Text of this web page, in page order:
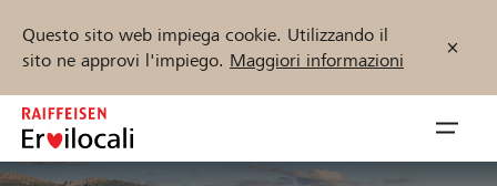
Questo sito web impiega cookie. Utilizzando il
sito ne approvi l'impiego. Maggiori informazioni
Zum
Inhalt
springen
öffnen